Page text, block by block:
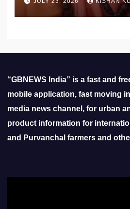
“GBNEWS India” is a fast and
mobile application, fast moving
media news channel, for urban
product information for
and Purvanchal farmers and